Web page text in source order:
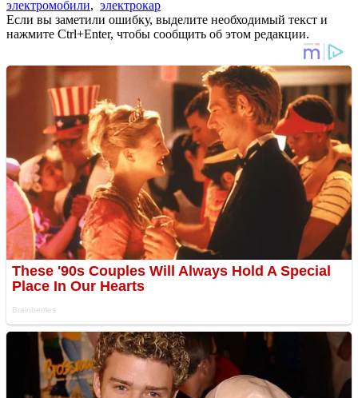
электромобили, электрокар
Если вы заметили ошибку, выделите необходимый текст и
нажмите Ctrl+Enter, чтобы сообщить об этом редакции.